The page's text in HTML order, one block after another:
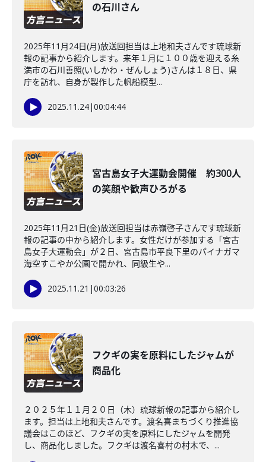
の石川さん
2025年11月24日(月)放送回担当は上地和夫さんです琉球新
報の記事から紹介します。来年１月に１００歳を迎える糸
満市の石川善照(いしかわ・ぜんしょう)さんは１８日、県
庁を訪れ、自身が製作した帆船模型...
2025.11.24|00:04:44
宮古島女子大運動会開催 約300人
の笑顔や歓声ひろがる
2025年11月21日(金)放送回担当は赤嶺啓子さんです琉球新
報の記事の中から紹介します。女性だけが参加する「宮古
島女子大運動会」が２日、宮古島市平良下里のパイナガマ
海空すこやか公園で開かれ、同級生や...
2025.11.21 |00:03:26
フクギの実を原料にしたジャムが
商品化
２０２５年１１月２０日（木）琉球新報の記事から紹介し
ます。担当は上地和夫さんです。渡名喜まちづくり推進協
議会はこのほど、フクギの実を原料にしたジャムを開発
し、商品化しました。フクギは渡名喜村の村木で、...